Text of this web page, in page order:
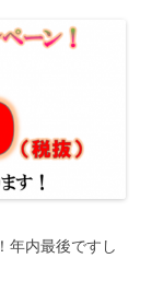
年内最後ですし